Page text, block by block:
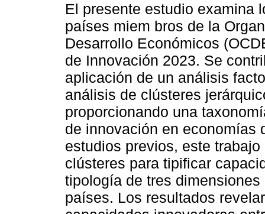
El presente estudio examina
países miem bros de la
Desarrollo Económicos
de Innovación 2023. Se
aplicación de un análisis
análisis de clústeres
proporcionando una
de innovación en economías
estudios previos, este
clústeres para tipificar
tipología de tres
países. Los resultados